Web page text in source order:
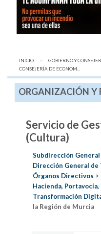
INICIO GOBIERNO Y
AQUÍ:
CONSEJERÍA DE ECONOM...
ORGANIZACIÓN Y
Servicio de
(Cultura)
Subdirección
Dirección General
Órganos Directivos >
Hacienda,
Transformación
la Región de Murcia